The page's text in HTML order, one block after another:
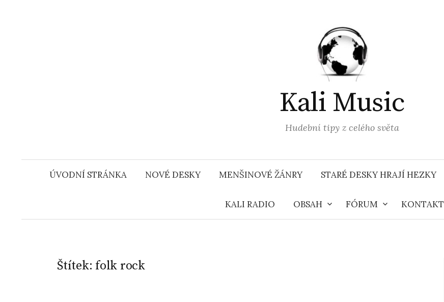
Kali Music
Hudební tipy z celého světa
ÚVODNÍ STRÁNKA NOVÉ DESKY MENŠINOVÉ ŽÁNRY STARÉ DESKY HRAJÍ HEZKY
KALI RADIO OBSAH FÓRUM KONTAKT
Štítek: folk rock